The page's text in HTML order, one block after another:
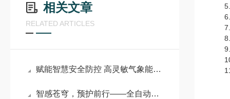
相关文章
RELATED ARTICLES
赋能智慧安全防控 高灵敏气象能见度监测系统守护全域通行安全
智感苍穹，预护前行——全自动大气能见度监测预报系统守护多领域安全
5.
6.
7.
8.
9.支
10.
11.